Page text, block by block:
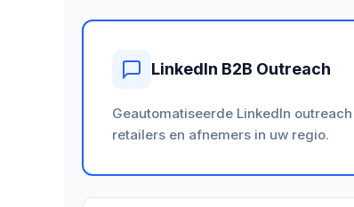
LinkedIn B2B Outreach
Geautomatiseerde LinkedIn
retailers en afnemers in uw regio.